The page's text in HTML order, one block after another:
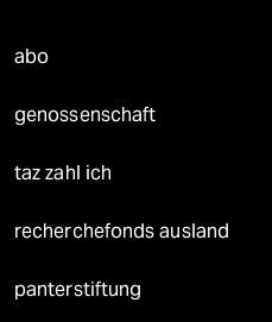
abo
genossenschaft
taz zahl ich
recherchefonds ausland
panterstiftung